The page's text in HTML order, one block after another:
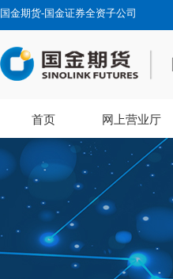
国金期货-国金证券全资子公司
首页 网上营业厅